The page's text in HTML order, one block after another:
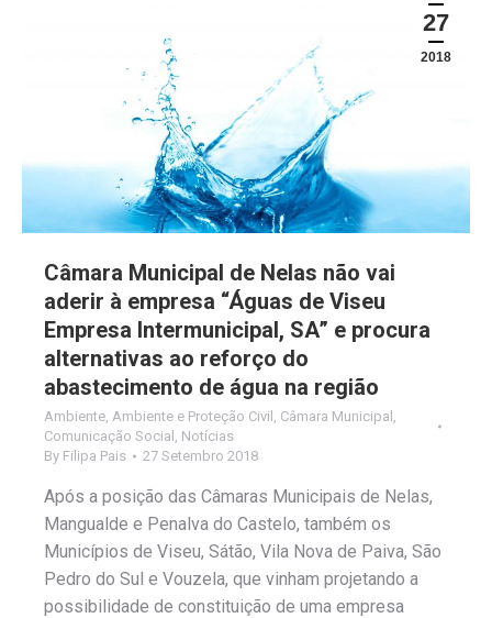
27
2018
Câmara Municipal de Nelas não vai
aderir à empresa “Águas de Viseu
Empresa Intermunicipal, SA” e procura
alternativas ao reforço do
abastecimento de água na região
Ambiente Ambiente e Proteção Civil Câmara Municipal
Comunicação Social Notícias
By Filipa Pais 27 Setembro 2018
Após a posição das Câmaras Municipais de Nelas,
Mangualde e Penalva do Castelo, também os
Municípios de Viseu, Sátão, Vila Nova de Paiva, São
Pedro do Sul e Vouzela, que vinham projetando a
possibilidade de constituição de uma empresa